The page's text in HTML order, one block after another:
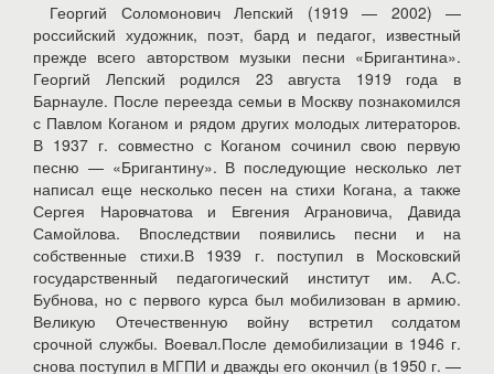
Георгий Соломонович Лепский (1919 — 2002) —
российский художник, поэт, бард и педагог, известный
прежде всего авторством музыки песни «Бригантина».
Георгий Лепский родился 23 августа 1919 года в
Барнауле. После переезда семьи в Москву познакомился
с Павлом Коганом и рядом других молодых литераторов.
В 1937 г. совместно с Коганом сочинил свою первую
песню — «Бригантину». В последующие несколько лет
написал еще несколько песен на стихи Когана, а также
Сергея Наровчатова и Евгения Аграновича, Давида
Самойлова. Впоследствии появились песни и на
собственные стихи.В 1939 г. поступил в Московский
государственный педагогический институт им. А.С.
Бубнова, но с первого курса был мобилизован в армию.
Великую Отечественную войну встретил солдатом
срочной службы. Воевал.После демобилизации в 1946 г.
снова поступил в МГПИ и дважды его окончил (в 1950 г. —